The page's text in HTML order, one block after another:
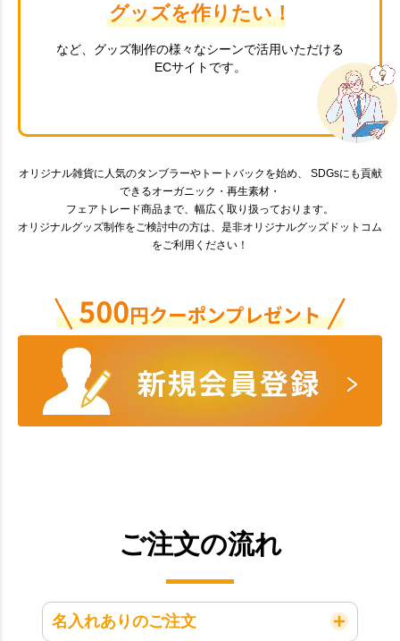
グッズを作りたい！
など、グッズ制作の様々なシーンで活用いただける
ECサイトです。
オリジナル雑貨に人気のタンブラーやトートバックを始め、 SDGsにも貢献
できるオーガニック・再生素材・
フェアトレード商品まで、幅広く取り扱っております。
オリジナルグッズ制作をご検討中の方は、是非オリジナルグッズドットコム
をご利用ください！
ご注文の流れ
名入れありのご注文